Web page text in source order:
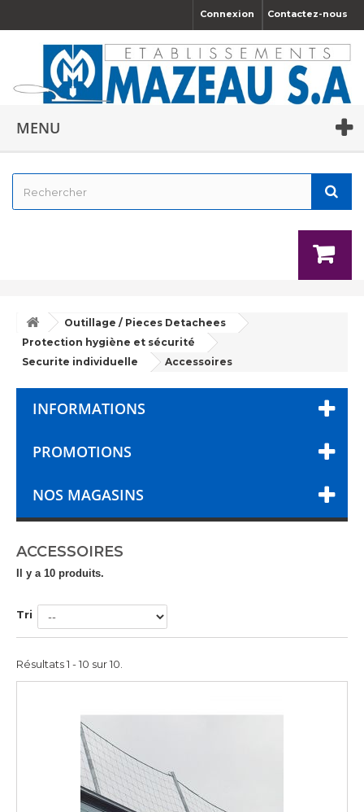
Contactez-nous
Connexion
MENU
Outillage / Pieces Detachees
Protection hygiène et sécurité
Securite individuelle
Accessoires
INFORMATIONS
PROMOTIONS
NOS MAGASINS
ACCESSOIRES
Il y a 10 produits.
Tri
Résultats 1 - 10 sur 10.